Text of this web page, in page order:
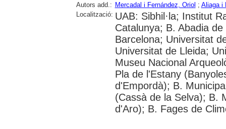
Autors add.: Mercadal i Fernández, Oriol ; Aliaga i
Localització: UAB: Sibhil·la; Institut
Catalunya; B. Abadia
Barcelona; Universitat
Universitat de Lleida;
Museu Nacional
Pla de l'Estany
d'Empordà); B.
(Cassà de la Selva); B.
d'Aro); B. Fages de